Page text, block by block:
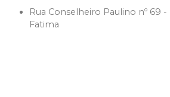
Rua Conselheiro Paulino nº 69
Fatima